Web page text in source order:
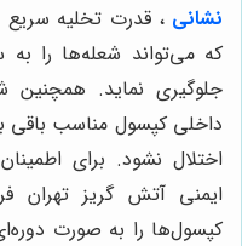
نشانی ، قدرت تخلیه
که می‌تواند شعله‌ها را
جلوگیری نماید. همچنین
داخلی کپسول مناسب باقی
اختلال نشود. برای
ایمنی آتش گریز تهران
کپسول‌ها را به صورت